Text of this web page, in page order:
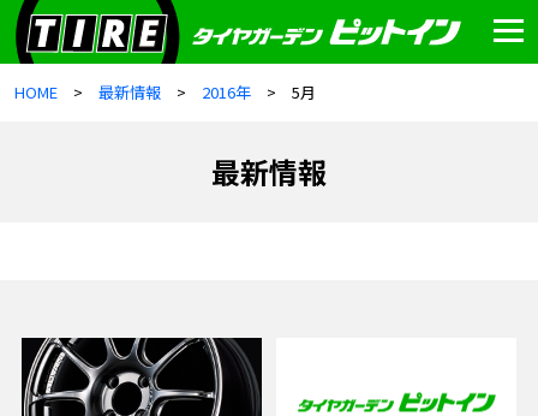
HOME 最新情報 2016年 5月
最新情報